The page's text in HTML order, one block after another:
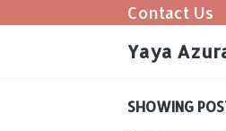
Contact Us
Yaya
SHOWING